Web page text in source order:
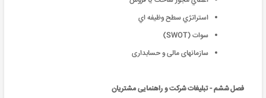
استراتژي سطح وظيفه اي
سوات (SWOT)
سازمانهای مالی و حسابداری
فصل ششم - تبلیغات شرکت و راهنمایی مشتریان